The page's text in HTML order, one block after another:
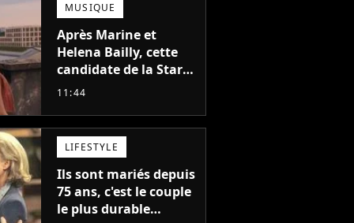
MUSIQUE
Après Marine et
Helena Bailly, cette
candidate de la Star
Academy adorée du
premier album, "C'est
tellement puissant"
11:44
LIFESTYLE
Ils sont mariés depuis
75 ans, c'est le couple
le plus durable